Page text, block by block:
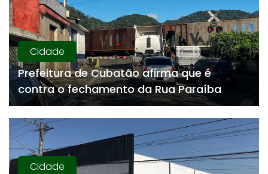
Cidade
Prefeitura de Cubatão afirma que é
contra o fechamento da Rua Paraíba
Cidade